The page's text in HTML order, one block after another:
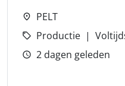
PELT
Productie
2 dagen geleden